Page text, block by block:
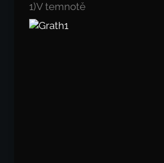
1)V temnotě